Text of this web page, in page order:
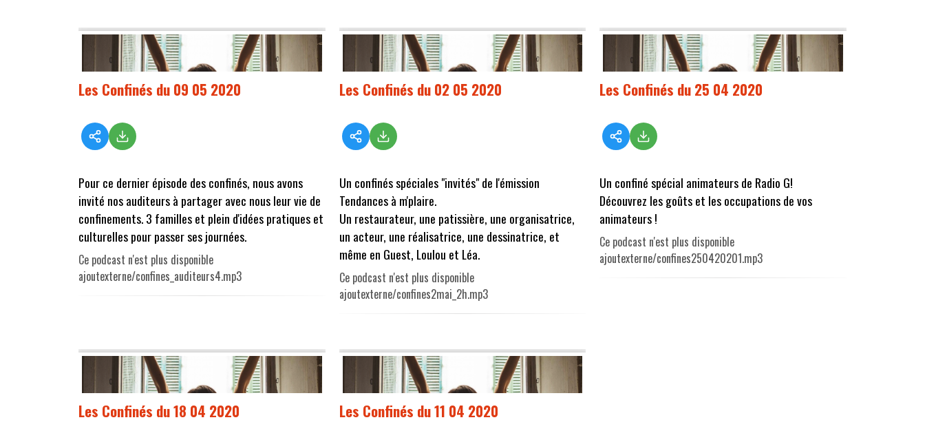
Les Confinés du 09 05 2020
Pour ce dernier épisode des confinés, nous avons
invité nos auditeurs à partager avec nous leur vie de
confinements. 3 familles et plein d'idées pratiques et
culturelles pour passer ses journées.
Ce podcast n'est plus disponible
ajoutexterne/confines_auditeurs4.mp3
Les Confinés du 02 05 2020
Un confinés spéciales "invités" de l'émission
Tendances à m'plaire.
Un restaurateur, une patissière, une organisatrice,
un acteur, une réalisatrice, une dessinatrice, et
même en Guest, Loulou et Léa.
Ce podcast n'est plus disponible
ajoutexterne/confines2mai_2h.mp3
Les Confinés du 25 04 2020
Un confiné spécial animateurs de Radio G!
Découvrez les goûts et les occupations de vos
animateurs !
Ce podcast n'est plus disponible
ajoutexterne/confines250420201.mp3
Les Confinés du 18 04 2020 Les Confinés du 11 04 2020